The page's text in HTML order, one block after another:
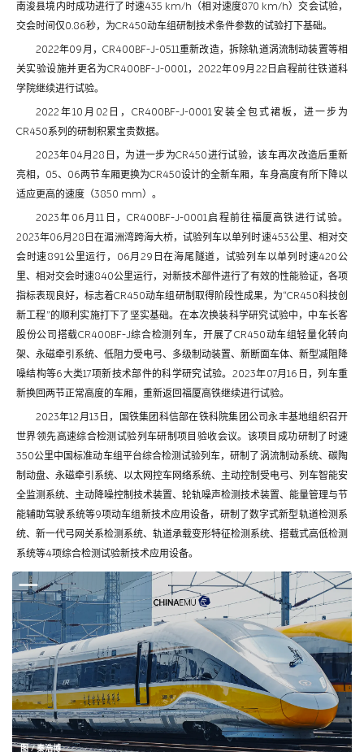
南浚县境内时成功进行了时速435 km/h（相对速度870 km/h）交会试验，
交会时间仅0.86秒，为CR450动车组研制技术条件参数的试验打下基础。
2022年09月，CR400BF-J-0511重新改造，拆除轨道涡流制动装置等相
关实验设施并更名为CR400BF-J-0001，2022年09月22日启程前往铁道科
学院继续进行试验。
2022年10月02日，CR400BF-J-0001安装全包式裙板，进一步为
CR450系列的研制积累宝贵数据。
2023年04月28日，为进一步为CR450进行试验，该车再次改造后重新
亮相，05、06两节车厢更换为CR450设计的全新车厢，车身高度有所下降以
适应更高的速度（3850 mm）。
2023年06月11日，CR400BF-J-0001启程前往福厦高铁进行试验。
2023年06月28日在湄洲湾跨海大桥，试验列车以单列时速453公里、相对交
会时速891公里运行，06月29日在海尾隧道，试验列车以单列时速420公
里、相对交会时速840公里运行，对新技术部件进行了有效的性能验证，各项
指标表现良好，标志着CR450动车组研制取得阶段性成果，为“CR450科技创
新工程”的顺利实施打下了坚实基础。在本次换装科学研究试验中，中车长客
股份公司搭载CR400BF-J综合检测列车，开展了CR450动车组轻量化转向
架、永磁牵引系统、低阻力受电弓、多级制动装置、新断面车体、新型减阻降
噪结构等6大类17项新技术部件的科学研究试验。2023年07月16日，列车重
新换回两节正常高度的车厢，重新返回福厦高铁继续进行试验。
2023年12月13日，国铁集团科信部在铁科院集团公司永丰基地组织召开
世界领先高速综合检测试验列车研制项目验收会议。该项目成功研制了时速
350公里中国标准动车组平台综合检测试验列车，研制了涡流制动系统、碳陶
制动盘、永磁牵引系统、以太网控车网络系统、主动控制受电弓、列车智能安
全监测系统、主动降噪控制技术装置、轮轨噪声检测技术装置、能量管理与节
能辅助驾驶系统等9项动车组新技术应用设备，研制了数字式新型轨道检测系
统、新一代弓网关系检测系统、轨道承载变形特征检测系统、搭载式高低检测
系统等4项综合检测试验新技术应用设备。
图 / 秦浩博